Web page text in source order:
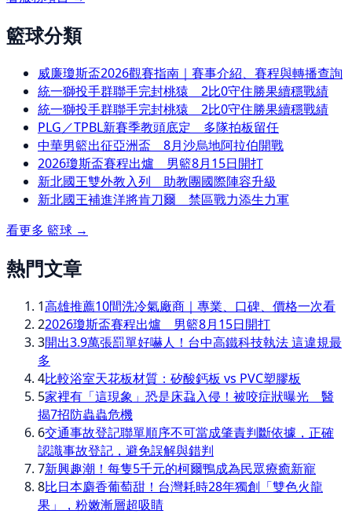
籃球分類
威廉瓊斯盃2026觀賽指南｜賽事介紹、賽程與轉播查詢
統一獅投手群聯手完封桃猿 2比0守住勝果續穩戰績
統一獅投手群聯手完封桃猿 2比0守住勝果續穩戰績
PLG／TPBL新賽季教頭底定 多隊拍板留任
中華男籃出征亞洲盃 8月沙烏地阿拉伯開戰
2026瓊斯盃賽程出爐 男籃8月15日開打
新北國王雙外教入列 助教團國際陣容升級
新北國王補進洋將肯刀爾 禁區戰力添生力軍
看更多 籃球 →
熱門文章
1高雄推薦10間洗冷氣廠商｜專業、口碑、價格一次看
22026瓊斯盃賽程出爐 男籃8月15日開打
3開出3.9萬張罰單好嚇人！台中高鐵科技執法 這違規最
多
4比較浴室天花板材質：矽酸鈣板 vs PVC塑膠板
5家裡有「這現象」恐是床蝨入侵！被咬症狀曝光 醫
揭7招防蟲蟲危機
6交通事故登記聯單順序不可當成肇責判斷依據，正確
認識事故登記，避免誤解與錯判
7新興趣潮！每隻5千元的柯爾鴨成為民眾療癒新寵
8比日本麝香葡萄甜！台灣耗時28年獨創「雙色火龍
果」，粉嫩漸層超吸睛